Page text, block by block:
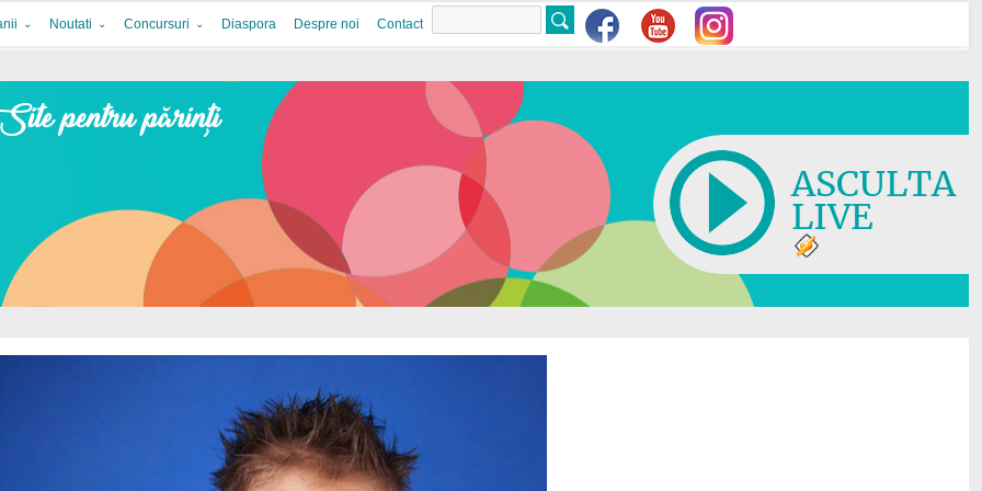
Noutati Concursuri Diaspora Despre noi Contact
ASCULTA
LIVE